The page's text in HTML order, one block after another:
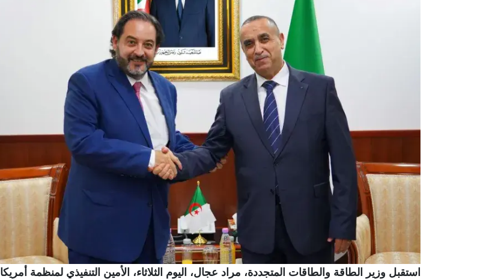
استقبل وزير الطاقة والطاقات المتجددة، مراد عجال، اليوم الثلاثاء، الأمين التنفيذي لمنظمة أمريكا